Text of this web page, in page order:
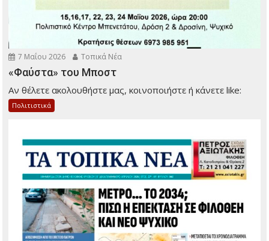
7 Μαΐου 2026 Τοπικά Νέα
«Φαύστα» του Μποστ
Αν θέλετε ακολουθήστε μας, κοινοποιήστε ή κάνετε like:
Πολιτιστικά